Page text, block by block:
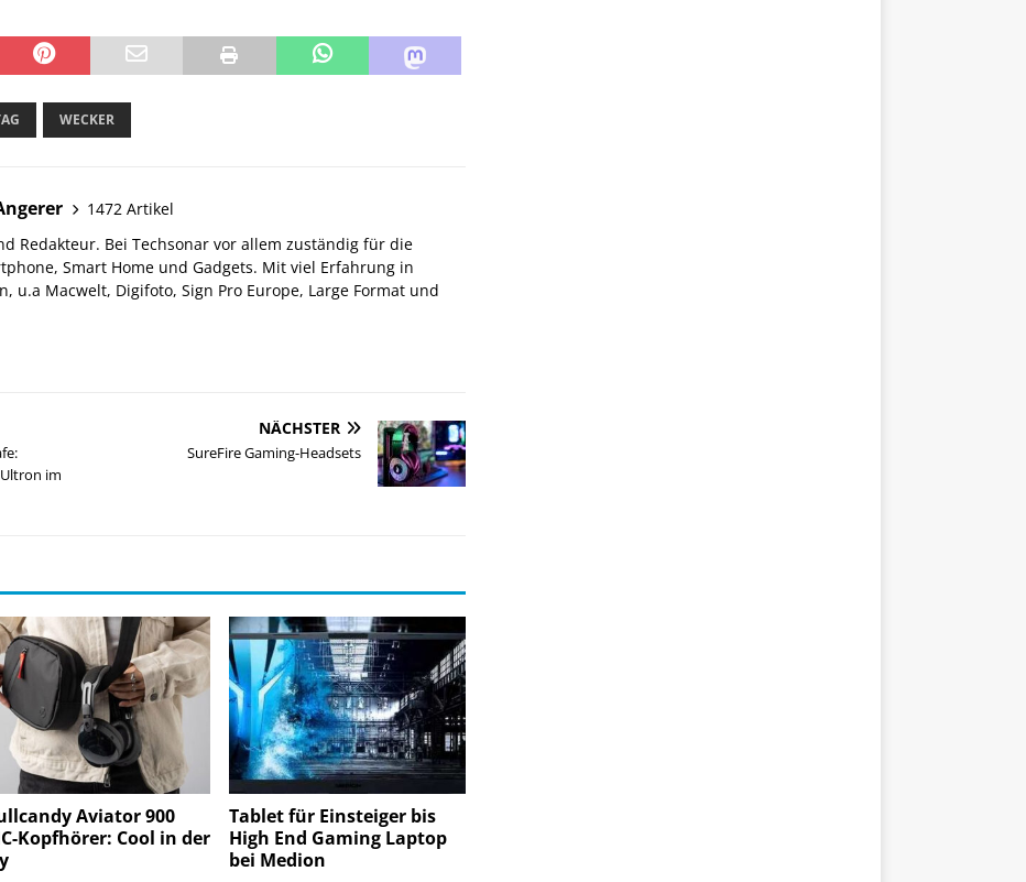
WECKER
1472 Artikel
Redakteur. Bei Techsonar vor allem zuständig für die
Smart Home und Gadgets. Mit viel Erfahrung in
u.a Macwelt, Digifoto, Sign Pro Europe, Large Format und
im
NÄCHSTER
SureFire Gaming-Headsets
Aviator 900
Kopfhörer: Cool in der
Tablet für Einsteiger bis
High End Gaming Laptop
bei Medion